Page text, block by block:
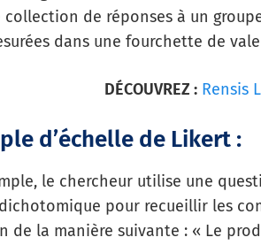
collection de réponses à un
dans une fourchette de
DÉCOUVREZ : Rensis
d’échelle de Likert :
le chercheur utilise une
pour recueillir les
de la manière suivante : « Le